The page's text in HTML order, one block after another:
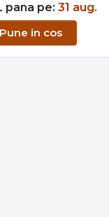
pana pe: 31 aug.
Pune in cos